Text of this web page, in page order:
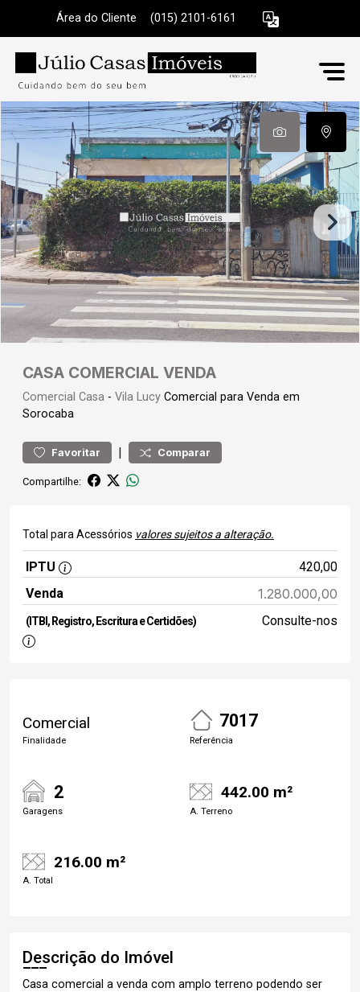
Área do Cliente (015) 2101-6161
CASA COMERCIAL VENDA
Comercial Casa - Vila Lucy Comercial para Venda em
Sorocaba
Favoritar | Comparar
Compartilhe:
Total para Acessórios valores sujeitos a alteração.
IPTU
420,00
Venda
1.280.000,00
(ITBI, Registro, Escritura e Certidões) Consulte-nos
Comercial
Finalidade
7017
Referência
2
Garagens
442.00 m²
A. Terreno
216.00 m²
A. Total
Descrição do Imóvel
Casa comercial a venda com amplo terreno podendo ser